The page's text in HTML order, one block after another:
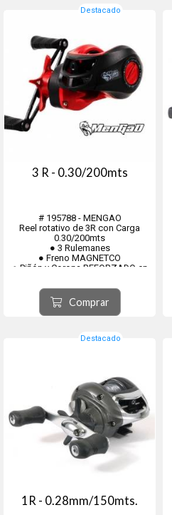
Destacado
3 R - 0.30/200mts
# 195788 - MENGAO
Reel rotativo de 3R con Carga
0.30/200mts
● 3 Rulemanes
● Freno MAGNETCO
● Piñón y Corona REFORZADO en
● Devanador
● Recuperación 6,3:1
Comprar
Destacado
1R - 0.28mm/150mts.